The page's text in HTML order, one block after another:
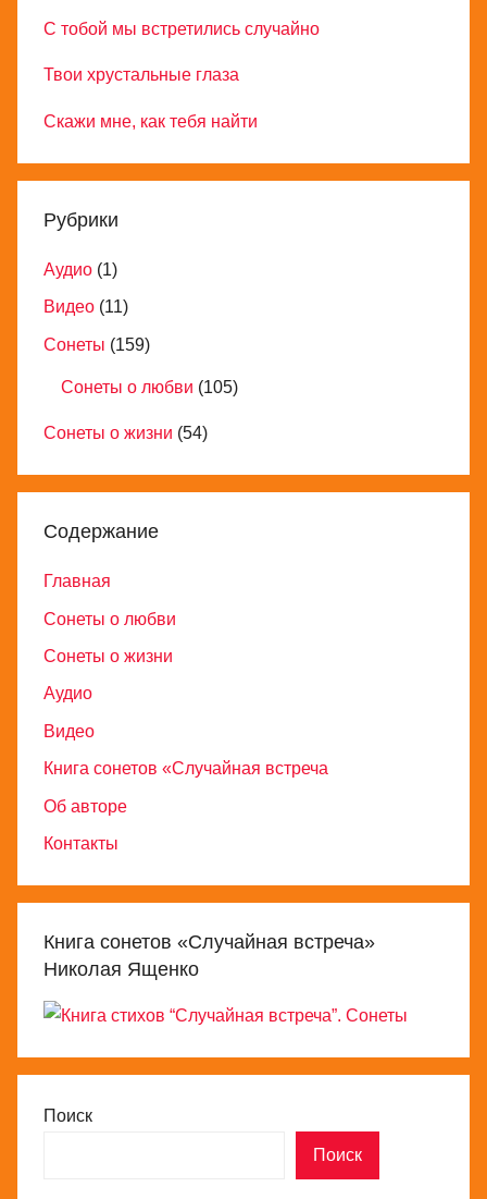
С тобой мы встретились случайно
Твои хрустальные глаза
Скажи мне, как тебя найти
Рубрики
Аудио (1)
Видео (11)
Сонеты (159)
Сонеты о любви (105)
Сонеты о жизни (54)
Содержание
Главная
Сонеты о любви
Сонеты о жизни
Аудио
Видео
Книга сонетов «Случайная встреча
Об авторе
Контакты
Книга сонетов «Случайная встреча»
Николая Ященко
Поиск
Поиск